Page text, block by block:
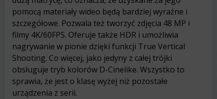
pomocą materiały wideo będą bardziej wyraźne i
szczegółowe. Pozwala też tworzyć zdjęcia 48 MP i
filmy 4K/60FPS. Oferuje także HDR i umożliwia
nagrywanie w pionie dzięki funkcji True Vertical
Shooting. Co więcej, jako jedyny z całej trójki
obsługuje tryb kolorów D-Cinelike. Wszystko to
sprawia, że jest o klasę wyżej niż pozostałe
urządzenia z serii.